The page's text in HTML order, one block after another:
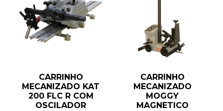
CARRINHO
MECANIZADO KAT
200 FLC R COM
OSCILADOR
CARRINHO
MECANIZADO
MOGGY
MAGNETICO